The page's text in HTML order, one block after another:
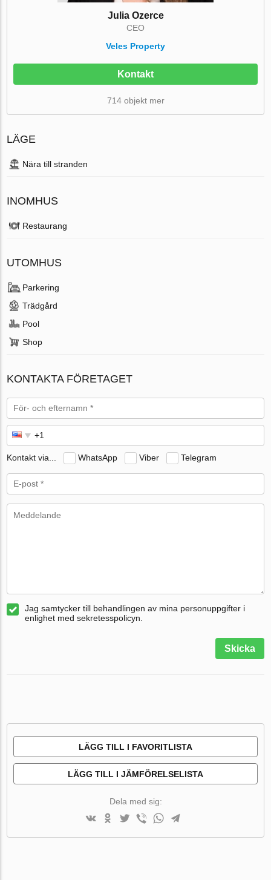
Julia Ozerce
CEO
Veles Property
Kontakt
714 objekt mer
LÄGE
Nära till stranden
INOMHUS
Restaurang
UTOMHUS
Parkering
Trädgård
Pool
Shop
KONTAKTA FÖRETAGET
Kontakt via... WhatsApp Viber Telegram
Jag samtycker till behandlingen av mina personuppgifter i
enlighet med sekretesspolicyn.
Skicka
LÄGG TILL I FAVORITLISTA
LÄGG TILL I JÄMFÖRELSELISTA
Dela med sig: